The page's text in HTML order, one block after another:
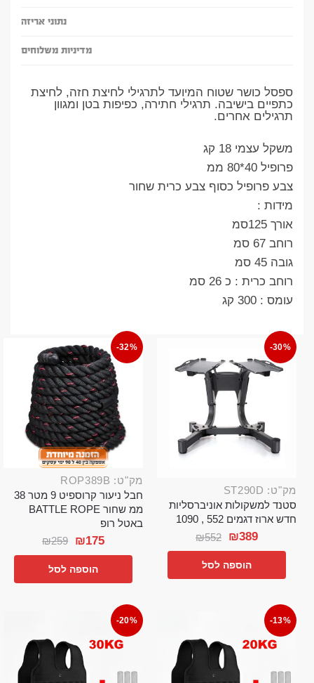
נתוני אריזה
מדיניות משלוחים
ספסל כושר שטוח המיועד לתרגילי לחיצת חזה, לחיצת
כתפיים בישיבה. תרגילי חתירה, כפיפות בטן ומגוון
תרגילים אחרים.
משקל עצמי 18 קג
פרופיל 40*80 ממ
צבע פרופיל כסוף צבע כרית שחור
מידות :
אורך 125סמ
רוחב 67 סמ
גובה 45 סמ
רוחב כרית : כ 26 סמ
עומס : 300 קג
-30%
מק"ט: ST290D
סטנד למשקולות אוניברסליות
חדש ארוז דגמים 552 , 1090
₪552 ₪389
הוספה לסל
-32%
מק"ט: ROP389B
חבל ניעור קרוספיט 9 מטר 38
ממ שחור BATTLE ROPE
באטל רופ
₪259 ₪175
הוספה לסל
-13%
-20%